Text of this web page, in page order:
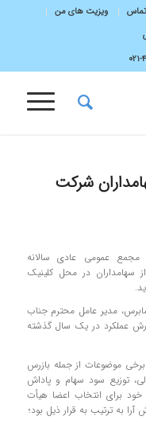
تماس
ویزیت های من
شرکت
چهاردهمین مجمع عمومی عادی سالانه
سهامداران در محل کلینیک
مدیر عامل محترم جناب
عملکرد در یک سال گذشته
موضوعات از جمله بازرس
توزیع سود سهام و پاداش
خود برای انتخاب اعضا هیأت
به ترتیب به قرار ذیل بود؛